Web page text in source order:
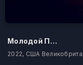
Молодой Папа